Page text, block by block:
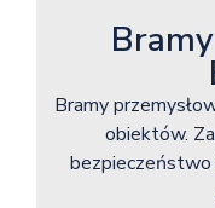
Bramy
obiektów.
bezpieczeństwo